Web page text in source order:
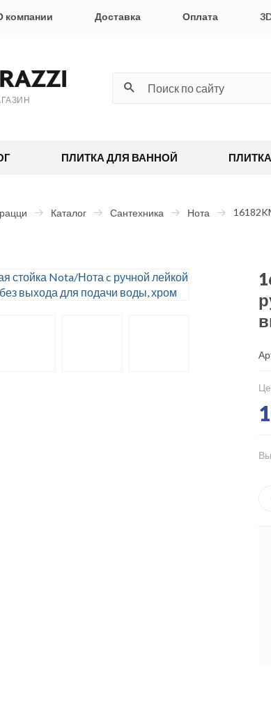
компании Доставка Оплата
ПЛИТКА ДЛЯ ВАННОЙ
Каталог Сантехника Нота